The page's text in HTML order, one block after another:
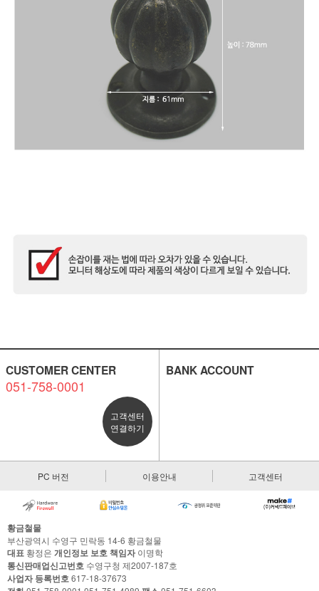
CUSTOMER CENTER
051-758-0001
고객센터
연결하기
BANK ACCOUNT
PC 버전 이용안내 고객센터
황금철물
부산광역시 수영구 민락동 14-6 황금철물
대표 황정은 개인정보 보호 책임자이명학
통신판매업신고번호 수영구청 제2007-187호
사업자 등록번호617-18-37673